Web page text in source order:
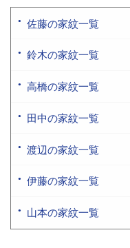
佐藤の家紋一覧
鈴木の家紋一覧
高橋の家紋一覧
田中の家紋一覧
渡辺の家紋一覧
伊藤の家紋一覧
山本の家紋一覧